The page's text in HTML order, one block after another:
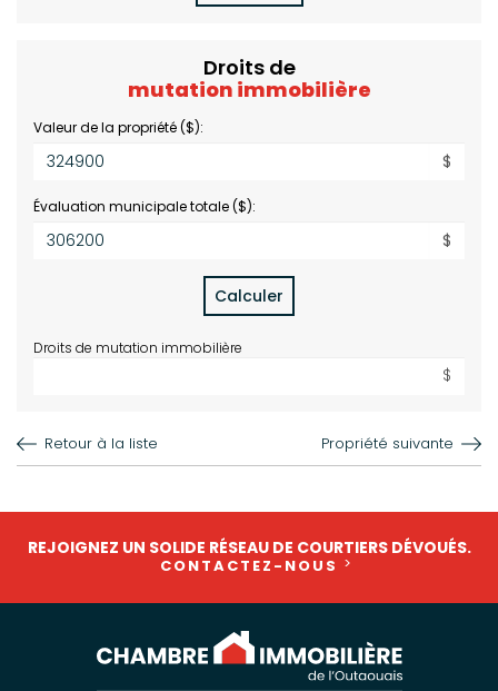
Droits de
mutation immobilière
Valeur de la propriété ($):
$
Évaluation municipale totale ($):
$
Calculer
Droits de mutation immobilière
$
Retour à la liste Propriété suivante
REJOIGNEZ UN SOLIDE RÉSEAU DE COURTIERS DÉVOUÉS.
CONTACTEZ-NOUS